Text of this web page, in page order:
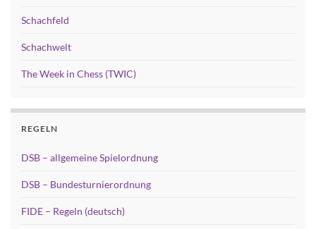
Schachfeld
Schachwelt
The Week in Chess (TWIC)
REGELN
DSB – allgemeine Spielordnung
DSB – Bundesturnierordnung
FIDE – Regeln (deutsch)